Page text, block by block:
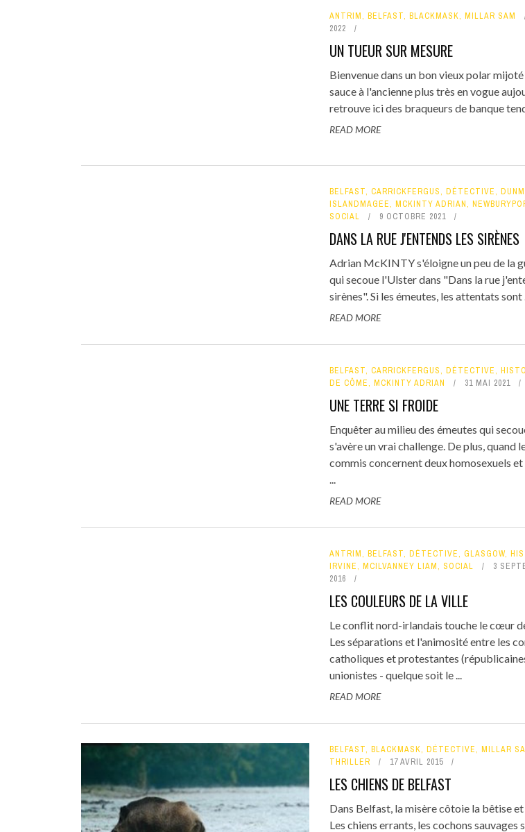
ANTRIM, BELFAST, BLACKMASK, MILLAR SAM
2022
UN TUEUR SUR MESURE
Bienvenue dans un bon vieux polar mijoté
sauce à l'ancienne plus très en vogue
retrouve ici des braqueurs de banque
READ MORE
BELFAST, CARRICKFERGUS, DÉTECTIVE,
ISLANDMAGEE, MCKINTY ADRIAN,
SOCIAL
9 OCTOBRE 2021
DANS LA RUE J'ENTENDS LES SIRÈNES
Adrian McKINTY s'éloigne un peu de la
qui secoue l'Ulster dans "Dans la rue
sirènes". Si les émeutes, les attentats sont ...
READ MORE
BELFAST, CARRICKFERGUS, DÉTECTIVE,
DE CÔME, MCKINTY ADRIAN 31 MAI 2021
UNE TERRE SI FROIDE
Enquêter au milieu des émeutes qui
s'avère un vrai challenge. De plus, quand
commis concernent deux homosexuels et
READ MORE
ANTRIM, BELFAST, DÉTECTIVE, GLASGOW,
IRVINE, MCILVANNEY LIAM, SOCIAL
3
2016
LES COULEURS DE LA VILLE
Le conflit nord-irlandais touche le cœur
Les séparations et l'animosité entre les
catholiques et protestantes
unionistes - quelque soit le ...
READ MORE
BELFAST, BLACKMASK, DÉTECTIVE, MILLAR
THRILLER
17 AVRIL 2015
LES CHIENS DE BELFAST
Dans Belfast, la misère côtoie la bêtise et
Les chiens errants, les cochons sauvages